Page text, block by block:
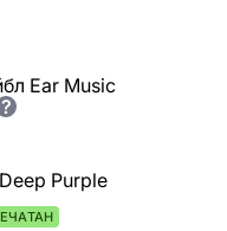
Ear Music
?
Purple